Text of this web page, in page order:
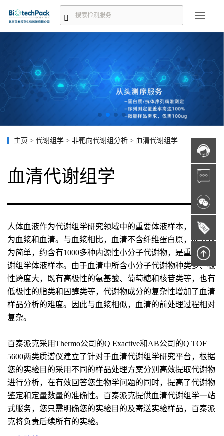
主页 > 代谢组学 > 非靶向代谢组分析 > 血清代谢组学
血清代谢组学
人体血液作为代谢组学研究领域中的重要体液样本，主要分
为血浆和血清。与血浆相比，血清不含纤维蛋白原，成分较
为简单，约含有1000多种内源性小分子代谢物，是重要的代
谢组学体液样本。由于血清中所含小分子代谢物种类多、极
性跨度大，既有高极性的氨基酸、葡萄糖和核苷类等，也有
低极性的脂类和固醇类等，代谢物成分的复杂性增加了血清
样品分析的难度。因此与血浆相似，血清的前处理过程相对
复杂。
百泰派克采用Thermo公司的Q Exactive和AB公司的Q TOF
5600两类质谱仪建立了针对于血清代谢组学研究平台，根据
您的实验目的采用不同的样品处理方案分别高效提取代谢物
进行分析，在有效回答您生物学问题的同时，提高了代谢物
鉴定和定量数量的准确性。百泰派克提供血清代谢组学一站
式服务，您只需明确您的实验目的及寄送实验样品，百泰派
克将负责后续所有的实验。